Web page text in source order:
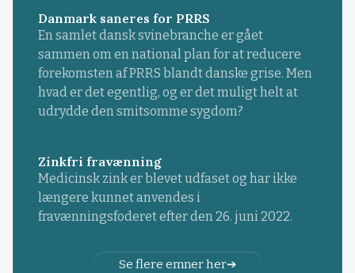
Danmark saneres for PRRS
En samlet dansk svinebranche er gået
sammen om en national plan for at reducere
forekomsten af PRRS blandt danske grise. Men
hvad er det egentlig, og er det muligt helt at
udrydde den smitsomme sygdom?
Zinkfri fravænning
Medicinsk zink er blevet udfaset og har ikke
længere kunnet anvendes i
fravænningsfoderet efter den 26. juni 2022.
Se flere emner her